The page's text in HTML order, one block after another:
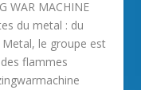
WAR MACHINE
du metal : du
le groupe est
flammes